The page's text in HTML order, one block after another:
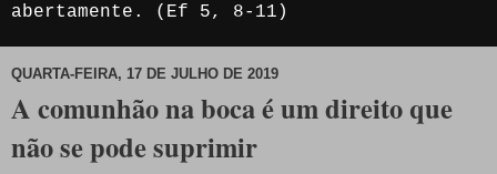
abertamente. (Ef 5, 8-11)
QUARTA-FEIRA, 17 DE JULHO DE 2019
A comunhão na boca é um direito que
não se pode suprimir